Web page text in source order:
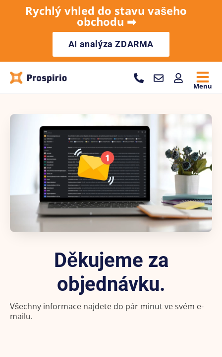
Rychlý vhled do stavu vašeho
obchodu ➡︎
AI analýza ZDARMA
Menu
Děkujeme za
objednávku.
Všechny informace najdete do pár minut ve svém e-
mailu.